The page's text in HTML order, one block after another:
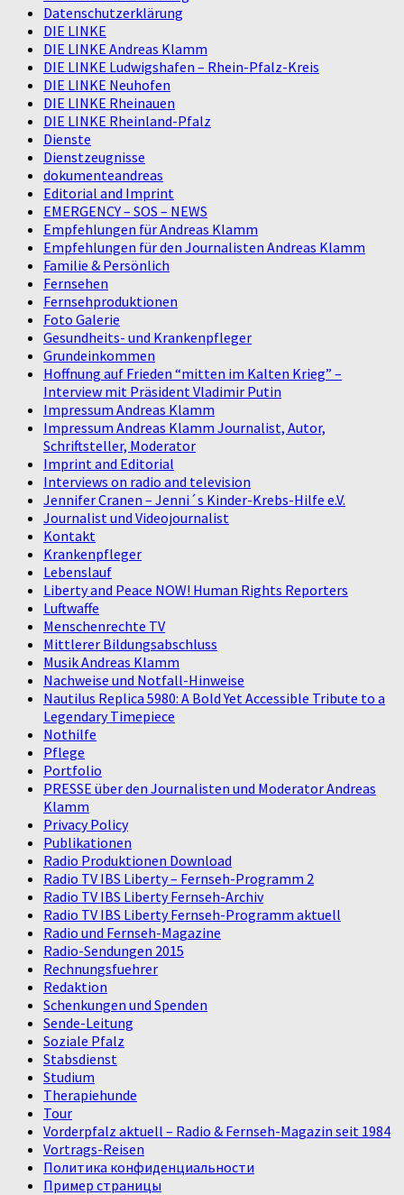
Datenschutzerklärung
DIE LINKE
DIE LINKE Andreas Klamm
DIE LINKE Ludwigshafen – Rhein-Pfalz-Kreis
DIE LINKE Neuhofen
DIE LINKE Rheinauen
DIE LINKE Rheinland-Pfalz
Dienste
Dienstzeugnisse
dokumenteandreas
Editorial and Imprint
EMERGENCY – SOS – NEWS
Empfehlungen für Andreas Klamm
Empfehlungen für den Journalisten Andreas Klamm
Familie & Persönlich
Fernsehen
Fernsehproduktionen
Foto Galerie
Gesundheits- und Krankenpfleger
Grundeinkommen
Hoffnung auf Frieden “mitten im Kalten Krieg” –
Interview mit Präsident Vladimir Putin
Impressum Andreas Klamm
Impressum Andreas Klamm Journalist, Autor,
Schriftsteller, Moderator
Imprint and Editorial
Interviews on radio and television
Jennifer Cranen – Jenni´s Kinder-Krebs-Hilfe e.V.
Journalist und Videojournalist
Kontakt
Krankenpfleger
Lebenslauf
Liberty and Peace NOW! Human Rights Reporters
Luftwaffe
Menschenrechte TV
Mittlerer Bildungsabschluss
Musik Andreas Klamm
Nachweise und Notfall-Hinweise
Nautilus Replica 5980: A Bold Yet Accessible Tribute to a
Legendary Timepiece
Nothilfe
Pflege
Portfolio
PRESSE über den Journalisten und Moderator Andreas
Klamm
Privacy Policy
Publikationen
Radio Produktionen Download
Radio TV IBS Liberty – Fernseh-Programm 2
Radio TV IBS Liberty Fernseh-Archiv
Radio TV IBS Liberty Fernseh-Programm aktuell
Radio und Fernseh-Magazine
Radio-Sendungen 2015
Rechnungsfuehrer
Redaktion
Schenkungen und Spenden
Sende-Leitung
Soziale Pfalz
Stabsdienst
Studium
Therapiehunde
Tour
Vorderpfalz aktuell – Radio & Fernseh-Magazin seit 1984
Vortrags-Reisen
Политика конфиденциальности
Пример страницы